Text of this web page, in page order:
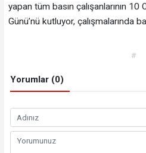
yapan tüm basın çalışanlarının
Günü’nü kutluyor, çalışmalarında
#
Yorumlar (0)